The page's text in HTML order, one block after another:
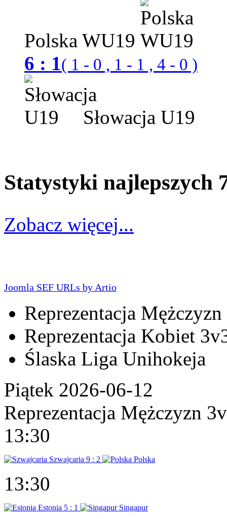
Polska WU19
6 : 1( 1 - 0 , 1 - 1 , 4 - 0 )
Słowacja U19
Statystyki najlepszych
Zobacz więcej...
Joomla SEF URLs by Artio
Reprezentacja
Reprezentacja Kobiet
Ślaska Liga Unihokeja
Piątek 2026-06-12
Reprezentacja Mężczyzn
13:30
Szwajcaria 9 : 2 Polska
13:30
Estonia 5 : 1 Singapur